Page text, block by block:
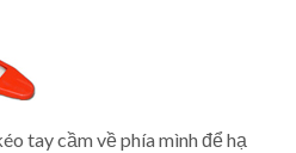
tay cầm về phía mình để hạ